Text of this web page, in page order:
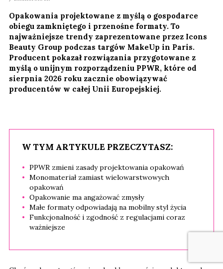
Opakowania projektowane z myślą o gospodarce
obiegu zamkniętego i przenośne formaty. To
najważniejsze trendy zaprezentowane przez Icons
Beauty Group podczas targów MakeUp in Paris.
Producent pokazał rozwiązania przygotowane z
myślą o unijnym rozporządzeniu PPWR, które od
sierpnia 2026 roku zacznie obowiązywać
producentów w całej Unii Europejskiej.
W TYM ARTYKULE PRZECZYTASZ:
PPWR zmieni zasady projektowania opakowań
Monomateriał zamiast wielowarstwowych
opakowań
Opakowanie ma angażować zmysły
Małe formaty odpowiadają na mobilny styl życia
Funkcjonalność i zgodność z regulacjami coraz
ważniejsze